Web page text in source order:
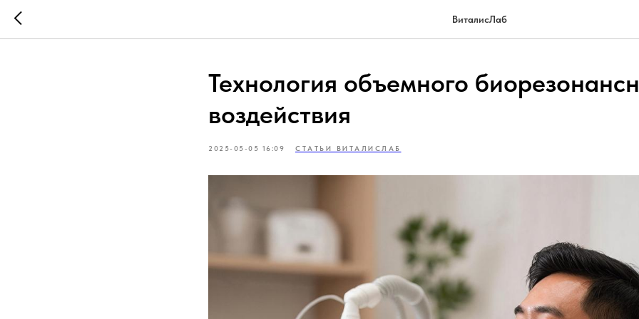
ВиталисЛаб
Технология объемного
воздействия
2025-05-05 16:09 СТАТЬИ ВИТАЛИСЛАБ